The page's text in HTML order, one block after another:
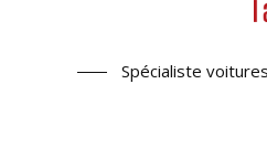
Spécialiste